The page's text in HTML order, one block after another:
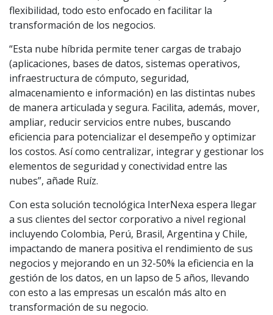
flexibilidad, todo esto enfocado en facilitar la
transformación de los negocios.
“Esta nube híbrida permite tener cargas de trabajo
(aplicaciones, bases de datos, sistemas operativos,
infraestructura de cómputo, seguridad,
almacenamiento e información) en las distintas nubes
de manera articulada y segura. Facilita, además, mover,
ampliar, reducir servicios entre nubes, buscando
eficiencia para potencializar el desempeño y optimizar
los costos. Así como centralizar, integrar y gestionar los
elementos de seguridad y conectividad entre las
nubes”, añade Ruíz.
Con esta solución tecnológica InterNexa espera llegar
a sus clientes del sector corporativo a nivel regional
incluyendo Colombia, Perú, Brasil, Argentina y Chile,
impactando de manera positiva el rendimiento de sus
negocios y mejorando en un 32-50% la eficiencia en la
gestión de los datos, en un lapso de 5 años, llevando
con esto a las empresas un escalón más alto en
transformación de su negocio.